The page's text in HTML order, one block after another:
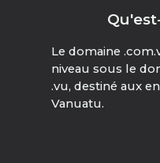
Le domaine
niveau sous le
.vu, destiné aux
Vanuatu.